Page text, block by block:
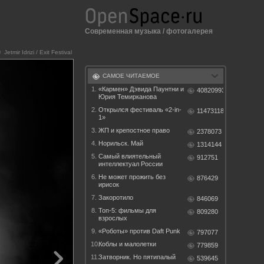
Jetmir Idrizi / Exit Festival
Современная музыка / фотогалерея
САМОЕ ЧИТАЕМОЕ
1.
«Кармен» Дэвида Паунтни и
Юрия Темирканова
40820993
2. Открылся фестиваль «2-in-
1»
11473118
3. ЖП и крепостное право
2378073
4. Норильск. Май
1314144
5. Самый влиятельный
интеллектуал России
912751
6. Не может прожить без
ирисок
876429
7. Закоротило
846069
8. Топ-5: фильмы для
взрослых
809280
9. «Роботы» против Daft Punk
797077
10.Коблы и малолетки
779859
11.Затворник. Но пятипалый 539645